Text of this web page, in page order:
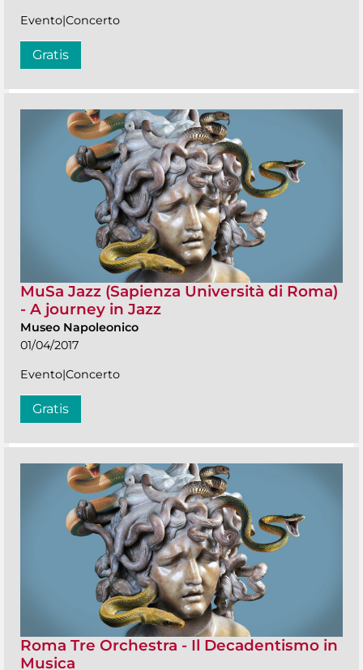
Evento|Concerto
Gratis
MuSa Jazz (Sapienza Università di Roma)
- A journey in Jazz
Museo Napoleonico
01/04/2017
Evento|Concerto
Gratis
Roma Tre Orchestra - Il Decadentismo in
Musica